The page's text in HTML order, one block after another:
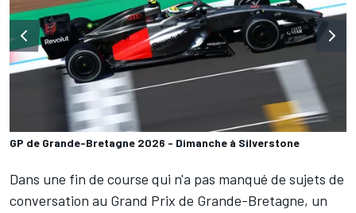
GP de Grande-Bretagne 2026 - Dimanche à Silverstone
Dans une fin de course qui n'a pas manqué de sujets de
conversation au Grand Prix de Grande-Bretagne, un